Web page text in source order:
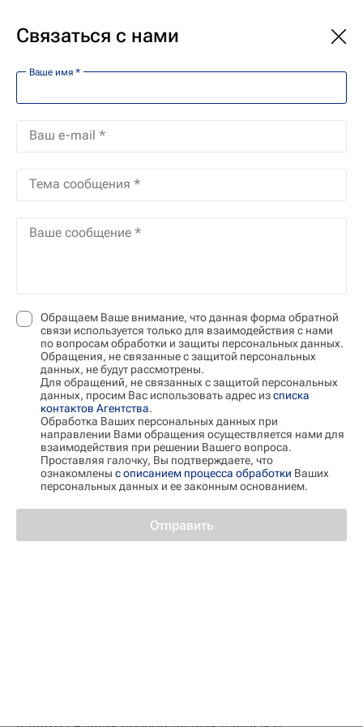
Политика конфиденциальности
Федеральное государственное унитарное
предприятие "Международное информационное
агентство "Россия сегодня" (далее – Агентство,
мы, наш, наши), зарегистрированное по адресу:
119021, Россия, город Москва, Зубовский
безопасности Ваших персональных данных.
Политика конфиденциальности разработана в
соответствии с требованиями нормативно–
правовых актов Российской Федерации в
области защиты персональных данных и
нормами международного права, в том числе,
но не ограничиваясь: Федерального закона от
27.07.2006 г. №152–ФЗ "О персональных
данных" Российской Федерации, нормами GDPR
– Регламент N 2016/679 Европейского
Связаться с нами
Ваше имя *
Ваш e-mail *
Тема сообщения *
Ваше сообщение *
Обращаем Ваше внимание, что данная форма обратной
связи используется только для взаимодействия с нами
по вопросам обработки и защиты персональных данных.
Обращения, не связанные с защитой персональных
данных, не будут рассмотрены.
Для обращений, не связанных с защитой персональных
данных, просим Вас использовать адрес изсписка
контактов Агентства.
Обработка Ваших персональных данных при
направлении Вами обращения осуществляется нами для
взаимодействия при решении Вашего вопроса.
Проставляя галочку, Вы подтверждаете, что
ознакомлены с описанием процесса обработки Ваших
персональных данных и ее законным основанием.
Отправить